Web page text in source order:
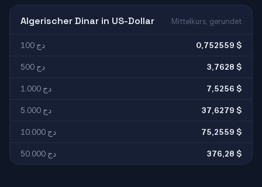
Algerischer Dinar in US-Dollar Mittelkurs, gerundet
100 دج 0,752559 $
500 دج 3,7628 $
1.000 دج 7,5256 $
5.000 دج 37,6279 $
10.000 دج 75,2559 $
50.000 دج 376,28 $